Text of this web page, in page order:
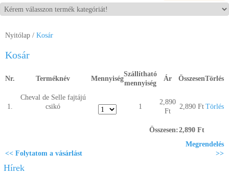
Újdonság
Kapcsolat
Nyitólap / Kosár
Kosár
Nr. Terméknév Mennyiség
Szállítható
mennyiség
Ár ÖsszesenTörlés
1.
Cheval de Selle fajtájú
csikó
1
2,890
Ft
2,890 Ft Törlés
Összesen:2,890 Ft
<< Folytatom a vásárlást
Megrendelés
>>
Hírek